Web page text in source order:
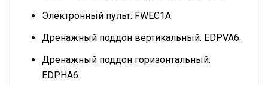
Электронный пульт: FWEC1A.
Дренажный поддон вертикальный: EDPVA6.
Дренажный поддон горизонтальный:
EDPHA6.